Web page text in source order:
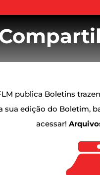
publica Boletins
sua edição do Boletim,
acessar!